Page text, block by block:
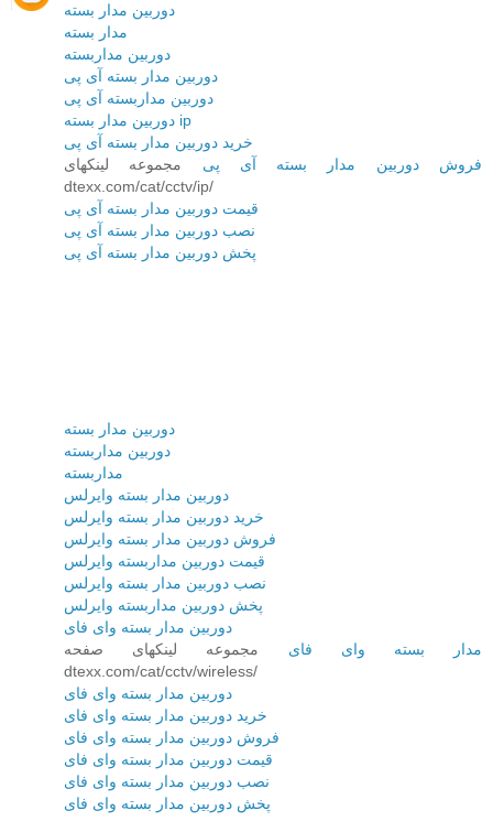
دوربین مدار بسته
مدار بسته
دوربین مداربسته
دوربین مدار بسته آی پی
دوربین مداربسته آی پی
دوربین مدار بسته ip
خرید دوربین مدار بسته آی پی
فروش دوربین مدار بسته آی پی مجموعه لینکهای
dtexx.com/cat/cctv/ip/
قیمت دوربین مدار بسته آی پی
نصب دوربین مدار بسته آی پی
پخش دوربین مدار بسته آی پی
دوربین مدار بسته
دوربین مداربسته
مداربسته
دوربین مدار بسته وایرلس
خرید دوربین مدار بسته وایرلس
فروش دوربین مدار بسته وایرلس
قیمت دوربین مداربسته وایرلس
نصب دوربین مدار بسته وایرلس
پخش دوربین مداربسته وایرلس
دوربین مدار بسته وای فای
مدار بسته وای فای مجموعه لینکهای صفحه
dtexx.com/cat/cctv/wireless/
دوربین مدار بسته وای فای
خرید دوربین مدار بسته وای فای
فروش دوربین مدار بسته وای فای
قیمت دوربین مدار بسته وای فای
نصب دوربین مدار بسته وای فای
پخش دوربین مدار بسته وای فای